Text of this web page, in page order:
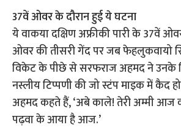
37वें ओवर के दौरान हुई ये घटना
ये वाकया दक्षिण अफ्रीकी पारी के 37वें
ओवर की तीसरी गेंद पर जब फेहलुकवायो
विकेट के पीछे से सरफराज अहमद ने उनके
नस्लीय टिप्पणी की जो स्टंप माइक में कैद
अहमद कहते हैं, ‘अबे काले! तेरी अम्मी आज
पढ़वा के आया है आज.’